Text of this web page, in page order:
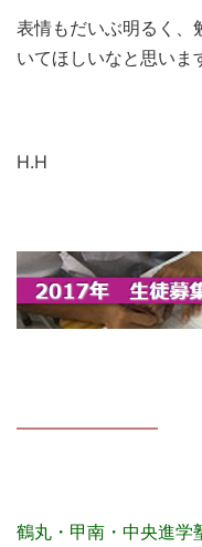
表情もだいぶ明るく、
いてほしいなと思いま
H.H
————————
鶴丸・甲南・中央進学